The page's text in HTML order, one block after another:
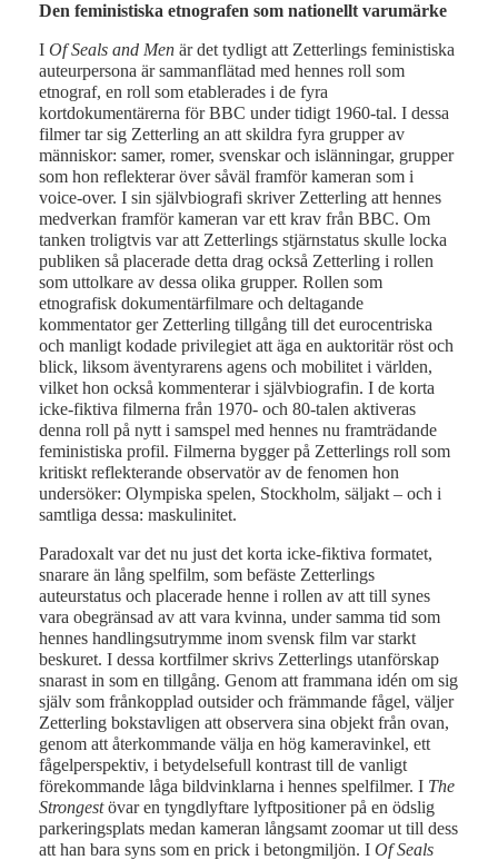
Den feministiska etnografen som nationellt varumärke
I Of Seals and Men är det tydligt att Zetterlings feministiska
auteurpersona är sammanflätad med hennes roll som
etnograf, en roll som etablerades i de fyra
kortdokumentärerna för BBC under tidigt 1960-tal. I dessa
filmer tar sig Zetterling an att skildra fyra grupper av
människor: samer, romer, svenskar och islänningar, grupper
som hon reflekterar över såväl framför kameran som i
voice-over. I sin självbiografi skriver Zetterling att hennes
medverkan framför kameran var ett krav från BBC. Om
tanken troligtvis var att Zetterlings stjärnstatus skulle locka
publiken så placerade detta drag också Zetterling i rollen
som uttolkare av dessa olika grupper. Rollen som
etnografisk dokumentärfilmare och deltagande
kommentator ger Zetterling tillgång till det eurocentriska
och manligt kodade privilegiet att äga en auktoritär röst och
blick, liksom äventyrarens agens och mobilitet i världen,
vilket hon också kommenterar i självbiografin. I de korta
icke-fiktiva filmerna från 1970- och 80-talen aktiveras
denna roll på nytt i samspel med hennes nu framträdande
feministiska profil. Filmerna bygger på Zetterlings roll som
kritiskt reflekterande observatör av de fenomen hon
undersöker: Olympiska spelen, Stockholm, säljakt – och i
samtliga dessa: maskulinitet.
Paradoxalt var det nu just det korta icke-fiktiva formatet,
snarare än lång spelfilm, som befäste Zetterlings
auteurstatus och placerade henne i rollen av att till synes
vara obegränsad av att vara kvinna, under samma tid som
hennes handlingsutrymme inom svensk film var starkt
beskuret. I dessa kortfilmer skrivs Zetterlings utanförskap
snarast in som en tillgång. Genom att frammana idén om sig
själv som frånkopplad outsider och främmande fågel, väljer
Zetterling bokstavligen att observera sina objekt från ovan,
genom att återkommande välja en hög kameravinkel, ett
fågelperspektiv, i betydelsefull kontrast till de vanligt
förekommande låga bildvinklarna i hennes spelfilmer. I The
Strongestövar en tyngdlyftare lyftpositioner på en ödslig
parkeringsplats medan kameran långsamt zoomar ut till dess
att han bara syns som en prick i betongmiljön. I Of Seals